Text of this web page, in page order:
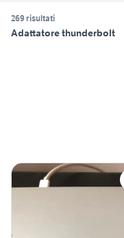
269 risultati
Adattatore thunderbolt